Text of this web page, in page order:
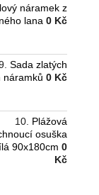
náramek z
lana 0 Kč
Sada zlatých
náramků 0 Kč
Plážová
osuška
90x180cm 0
Kč